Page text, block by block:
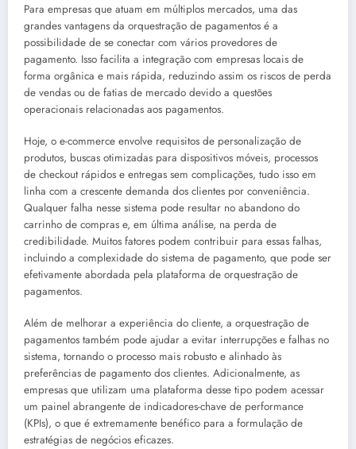
Para empresas que atuam em múltiplos mercados, uma das
grandes vantagens da orquestração de pagamentos é a
possibilidade de se conectar com vários provedores de
pagamento. Isso facilita a integração com empresas locais de
forma orgânica e mais rápida, reduzindo assim os riscos de perda
de vendas ou de fatias de mercado devido a questões
operacionais relacionadas aos pagamentos.
Hoje, o e-commerce envolve requisitos de personalização de
produtos, buscas otimizadas para dispositivos móveis, processos
de checkout rápidos e entregas sem complicações, tudo isso em
linha com a crescente demanda dos clientes por conveniência.
Qualquer falha nesse sistema pode resultar no abandono do
carrinho de compras e, em última análise, na perda de
credibilidade. Muitos fatores podem contribuir para essas falhas,
incluindo a complexidade do sistema de pagamento, que pode ser
efetivamente abordada pela plataforma de orquestração de
pagamentos.
Além de melhorar a experiência do cliente, a orquestração de
pagamentos também pode ajudar a evitar interrupções e falhas no
sistema, tornando o processo mais robusto e alinhado às
preferências de pagamento dos clientes. Adicionalmente, as
empresas que utilizam uma plataforma desse tipo podem acessar
um painel abrangente de indicadores-chave de performance
(KPIs), o que é extremamente benéfico para a formulação de
estratégias de negócios eficazes.